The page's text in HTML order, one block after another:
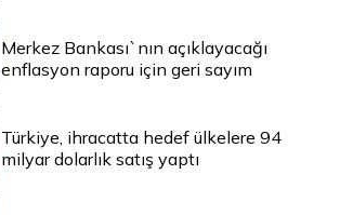
Merkez Bankası`nın açıklayacağı
enflasyon raporu için geri sayım
Türkiye, ihracatta hedef ülkelere 94
milyar dolarlık satış yaptı